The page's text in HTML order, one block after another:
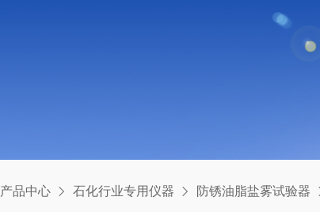
产品中心 石化行业专用仪器 防锈油脂盐雾试验器